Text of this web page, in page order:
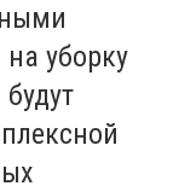
уборку